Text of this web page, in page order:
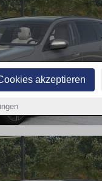
akzeptieren